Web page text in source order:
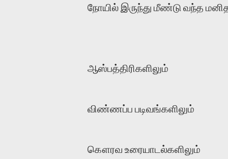
நோயில் இருந்து மீண்டு வந்த
ஆஸ்பத்திரிகளிலும்
விண்ணப்ப படிவங்களிலும்
கௌரவ உரையாடல்களிலும்